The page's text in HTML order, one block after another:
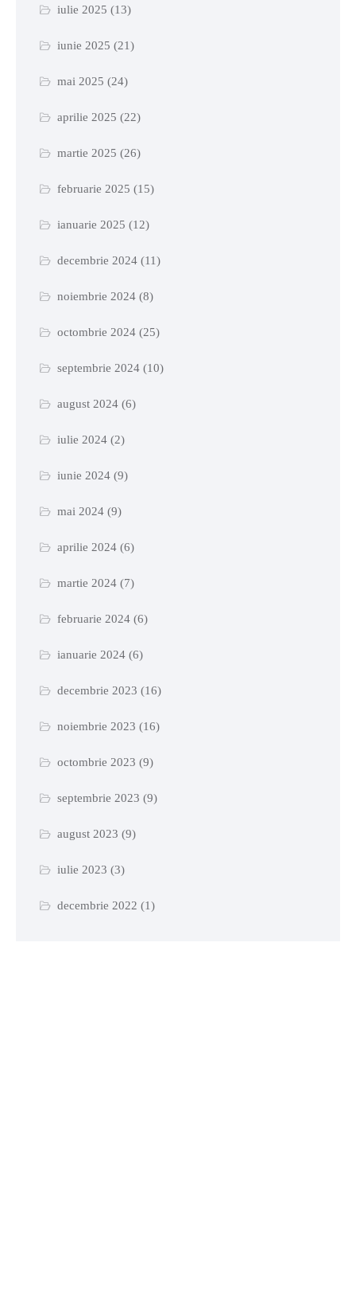
iulie 2025 (13)
iunie 2025 (21)
mai 2025 (24)
aprilie 2025 (22)
martie 2025 (26)
februarie 2025 (15)
ianuarie 2025 (12)
decembrie 2024(11)
noiembrie 2024(8)
octombrie 2024(25)
septembrie 2024(10)
august 2024(6)
iulie 2024(2)
iunie 2024(9)
mai 2024(9)
aprilie 2024(6)
martie 2024(7)
februarie 2024(6)
ianuarie 2024(6)
decembrie 2023 (16)
noiembrie 2023 (16)
octombrie 2023 (9)
septembrie 2023 (9)
august 2023 (9)
iulie 2023 (3)
decembrie 2022 (1)